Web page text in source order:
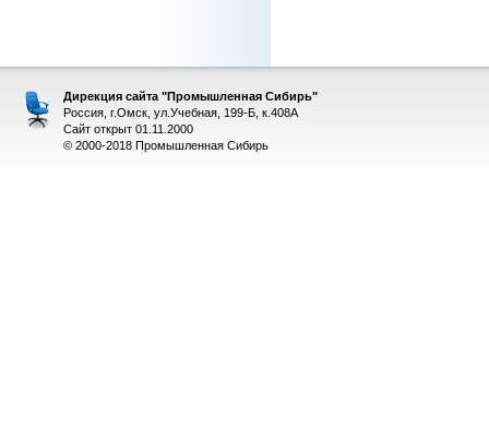
Дирекция сайта "Промышленная Сибирь"
Россия, г.Омск, ул.Учебная, 199-Б, к.408А
Сайт открыт 01.11.2000
© 2000-2018 Промышленная Сибирь